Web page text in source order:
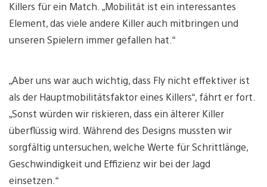
Killers für ein Match. „Mobilität ist ein interessantes
Element, das viele andere Killer auch mitbringen und
unseren Spielern immer gefallen hat.“
„Aber uns war auch wichtig, dass Fly nicht effektiver ist
als der Hauptmobilitätsfaktor eines Killers“, fährt er fort.
„Sonst würden wir riskieren, dass ein älterer Killer
überflüssig wird. Während des Designs mussten wir
sorgfältig untersuchen, welche Werte für Schrittlänge,
Geschwindigkeit und Effizienz wir bei der Jagd
einsetzen.“